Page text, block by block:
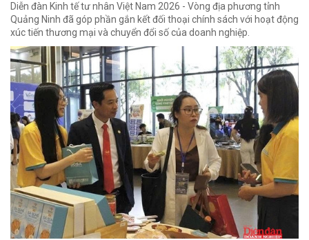
Diễn đàn Kinh tế tư nhân Việt Nam 2026 - Vòng địa phương tỉnh
Quảng Ninh đã góp phần gắn kết đối thoại chính sách với hoạt động
xúc tiến thương mại và chuyển đổi số của doanh nghiệp.